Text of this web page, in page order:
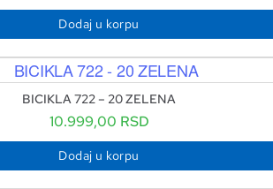
Dodaj u korpu
BICIKLA 722 – 20 ZELENA
10.999,00 RSD
Dodaj u korpu